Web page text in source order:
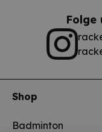
Folge
Shop
Badminton